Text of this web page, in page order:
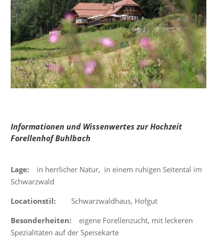
Informationen und Wissenwertes zur Hochzeit
Forellenhof Buhlbach
Lage:
in herrlicher Natur, in einem ruhigen Seitental im
Schwarzwald
Locationstil: Schwarzwaldhaus, Hofgut
Besonderheiten: eigene Forellenzucht, mit leckeren
Spezialitäten auf der Speisekarte